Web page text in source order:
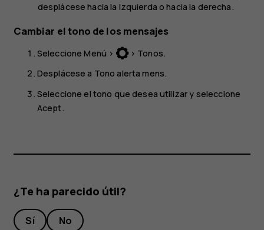
desplácese hacia la izquierda o hacia la derecha.
Cambiar el tono de los mensajes
SeleccioneMenú > > Tonos.
Desplácese a Tono alerta mens.
Seleccione el tono que desea utilizar y seleccione
Acept.
¿Te ha parecido útil?
Sí No